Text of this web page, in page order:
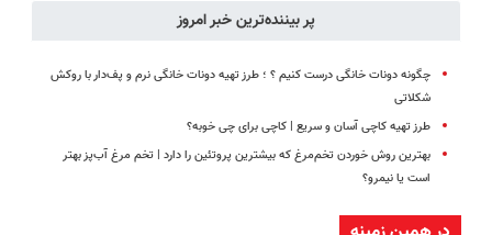
پر بیننده‌ترین خبر امروز
چگونه دونات خانگی درست کنیم ؟ ؛ طرز تهیه دونات خانگی نرم و پف‌دار با روکش
شکلاتی
طرز تهیه کاچی آسان و سریع | کاچی برای چی خوبه؟
بهترین روش خوردن تخم‌مرغ که بیشترین پروتئین را دارد | تخم مرغ آب‌پز بهتر
است یا نیمرو؟